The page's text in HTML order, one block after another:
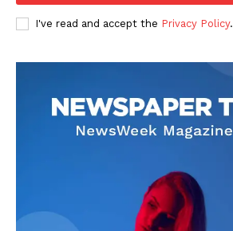
I've read and accept the Privacy Policy.